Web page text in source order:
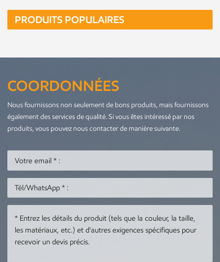
PRODUITS POPULAIRES
COORDONNÉES
Nous fournissons non seulement de bons produits, mais fournissons
également des services de qualité. Si vous êtes intéressé par nos
produits, vous pouvez nous contacter de manière suivante.